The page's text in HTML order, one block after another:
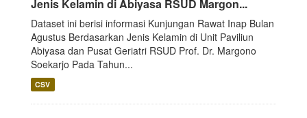
Jenis Kelamin di Abiyasa RSUD Margon...
Dataset ini berisi informasi Kunjungan Rawat Inap Bulan
Agustus Berdasarkan Jenis Kelamin di Unit Paviliun
Abiyasa dan Pusat Geriatri RSUD Prof. Dr. Margono
Soekarjo Pada Tahun...
CSV